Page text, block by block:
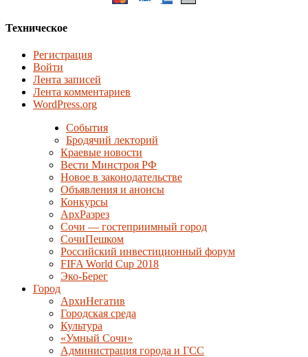
Техническое
Регистрация
Войти
Лента записей
Лента комментариев
WordPress.org
События
Бродячий лекторий
Краевые новости
Вести Минстроя РФ
Новое в законодательстве
Объявления и анонсы
Конкурсы
АрхРазрез
Сочи — гостеприимный город
СочиПешком
Российский инвестиционный форум
FIFA World Cup 2018
Эко-Берег
Город
АрхиНегатив
Городская среда
Культура
«Умный Сочи»
Администрация города и ГСС